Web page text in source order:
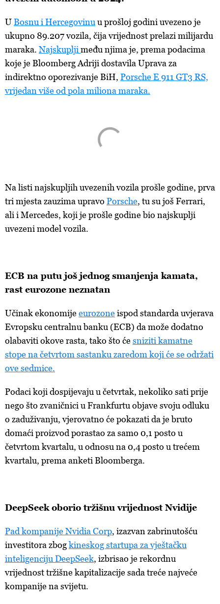
UBosnu i Hercegovinu u prošloj godini uvezeno je
ukupno 89.207 vozila, čija vrijednost prelazi milijardu
maraka. Najskuplji među njima je, prema podacima
koje je Bloomberg Adriji dostavila Uprava za
indirektno oporezivanje BiH, Porsche E 911 GT3 RS,
vrijedan višeod pola miliona maraka.
Na listi najskupljih uvezenih vozila prošle godine, prva
tri mjesta zauzima upravo Porsche, tu su još Ferrari,
ali i Mercedes, koji je prošle godine bio najskuplji
uvezeni model vozila.
ECB na putu još jednog smanjenja kamata,
rast eurozone neznatan
Učinakekonomijeeurozoneispod standarda uvjerava
Evropsku centralnu banku (ECB) da može dodatno
olabaviti okove rasta, tako što ćesniziti kamatne
stopena četvrtom sastanku zaredom koji ćeseodržati
ovesedmice.
Podaci koji dospijevaju u četvrtak, nekoliko sati prije
nego što zvaničnici u Frankfurtu objave svoju odluku
o zaduživanju, vjerovatno će pokazati da je bruto
domaći proizvod porastao za samo 0,1 posto u
četvrtom kvartalu, u odnosu na 0,4 posto u trećem
kvartalu, prema anketi Bloomberga.
DeepSeek oborio tržišnu vrijednost Nvidije
Pad kompanije Nvidia Corp, izazvan zabrinutošću
investitora zbogkineskog startupa za vještačku
inteligenciju DeepSeek, izbrisao je rekordnu
vrijednost tržišne kapitalizacije sada treće najveće
kompanije na svijetu.